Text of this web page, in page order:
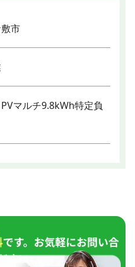
市
マルチ9.8kWh特定負
です。お気軽にお問い合
さい。